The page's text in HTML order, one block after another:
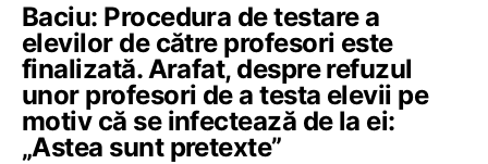
Baciu: Procedura de testare a
elevilor de către profesori este
finalizată. Arafat, despre refuzul
unor profesori de a testa elevii pe
motiv că se infectează de la ei:
„Astea sunt pretexte”